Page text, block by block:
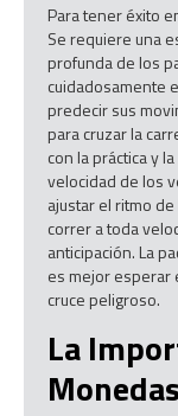
Para tener éxito
Se requiere una
profunda de los
cuidadosamente
predecir sus
para cruzar la
con la práctica y
velocidad de los
ajustar el ritmo
correr a toda
anticipación. La
es mejor esperar
cruce peligroso.
La